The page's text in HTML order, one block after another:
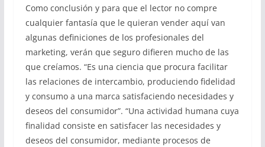
Como conclusión y para que el lector no compre
cualquier fantasía que le quieran vender aquí van
algunas definiciones de los profesionales del
marketing, verán que seguro difieren mucho de las
que creíamos. “Es una ciencia que procura facilitar
las relaciones de intercambio, produciendo fidelidad
y consumo a una marca satisfaciendo necesidades y
deseos del consumidor”. “Una actividad humana cuya
finalidad consiste en satisfacer las necesidades y
deseos del consumidor, mediante procesos de